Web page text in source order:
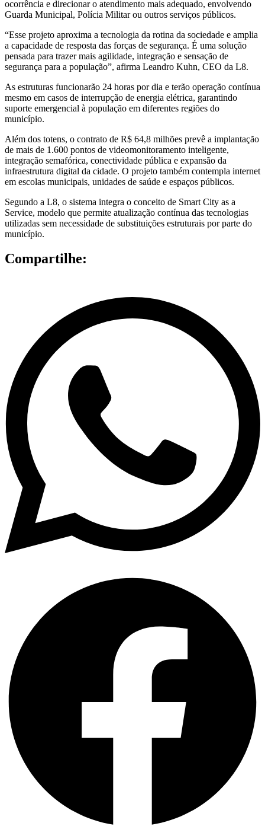
ocorrência e direcionar o atendimento mais adequado, envolvendo
Guarda Municipal, Polícia Militar ou outros serviços públicos.
“Esse projeto aproxima a tecnologia da rotina da sociedade e amplia
a capacidade de resposta das forças de segurança. É uma solução
pensada para trazer mais agilidade, integração e sensação de
segurança para a população”, afirma Leandro Kuhn, CEO da L8.
As estruturas funcionarão 24 horas por dia e terão operação contínua
mesmo em casos de interrupção de energia elétrica, garantindo
suporte emergencial à população em diferentes regiões do
município.
Além dos totens, o contrato de R$ 64,8 milhões prevê a implantação
de mais de 1.600 pontos de videomonitoramento inteligente,
integração semafórica, conectividade pública e expansão da
infraestrutura digital da cidade. O projeto também contempla internet
em escolas municipais, unidades de saúde e espaços públicos.
Segundo a L8, o sistema integra o conceito de Smart City as a
Service, modelo que permite atualização contínua das tecnologias
utilizadas sem necessidade de substituições estruturais por parte do
município.
Compartilhe: